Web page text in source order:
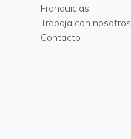
Franquicias
Trabaja con nosotros
Contacto